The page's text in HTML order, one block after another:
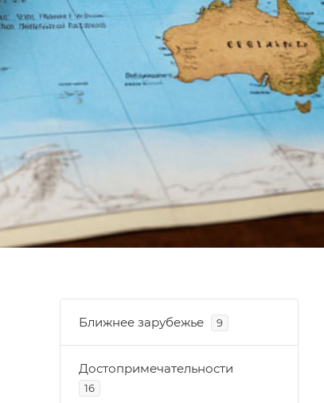
Ближнее зарубежье 9
Достопримечательности
16